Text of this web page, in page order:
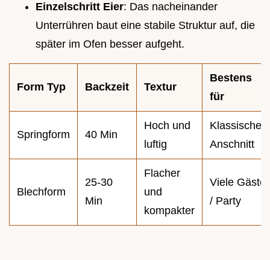
Einzelschritt Eier: Das nacheinander
Unterrühren baut eine stabile Struktur auf, die
später im Ofen besser aufgeht.
Form Typ Backzeit Textur
Bestens
für
Springform 40 Min
Hoch und
luftig
Klassischen
Anschnitt
Blechform
25-30
Min
Flacher
und
kompakter
Viele Gäste
/ Party